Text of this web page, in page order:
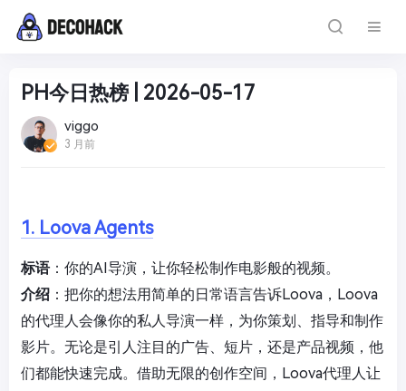
PH今日热榜 | 2026-05-17
viggo
3 月前
1. Loova Agents
标语：你的AI导演，让你轻松制作电影般的视频。
介绍 ：把你的想法用简单的日常语言告诉Loova，Loova
的代理人会像你的私人导演一样，为你策划、指导和制作
影片。无论是引人注目的广告、短片，还是产品视频，他
们都能快速完成。借助无限的创作空间，Loova代理人让